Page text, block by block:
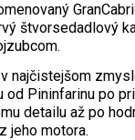
štvorsedadlový
najčistejšom
od Pininfarinu po
detailu až po
jeho motora.